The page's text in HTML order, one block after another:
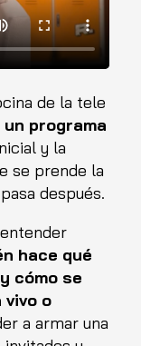
de la tele
programa
y la
se prende la
después.
hace qué
cómo se
vivo o
a armar una